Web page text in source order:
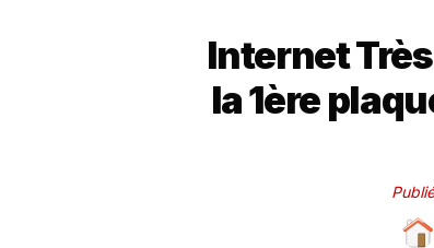
Internet
la 1ère